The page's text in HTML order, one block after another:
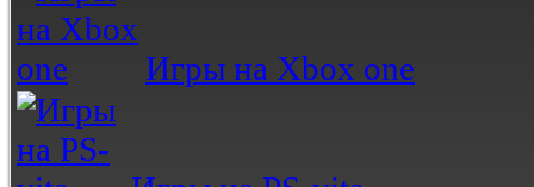
Игры на Xbox one